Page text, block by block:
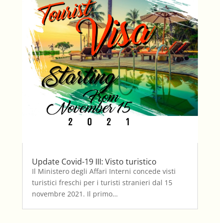
Update Covid-19 III: Visto turistico
Il Ministero degli Affari Interni concede visti
turistici freschi per i turisti stranieri dal 15
novembre 2021. Il primo…